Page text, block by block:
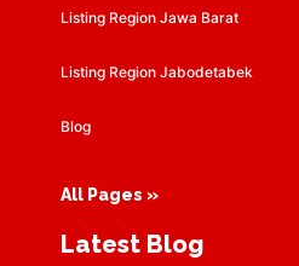
Listing Region Jawa Barat
Listing Region Jabodetabek
Blog
All Pages »
Latest Blog